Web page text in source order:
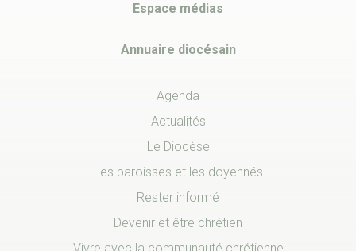
Espace médias
Annuaire diocésain
Agenda
Actualités
Le Diocèse
Les paroisses et les doyennés
Rester informé
Devenir et être chrétien